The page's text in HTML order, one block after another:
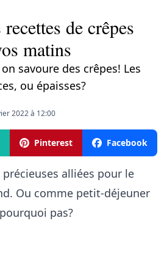
de crêpes
matins
savoure des crêpes! Les
ou épaisses?
2022 à 12:00
Pinterest Facebook
alliées pour le
Ou comme petit-déjeuner
pas?